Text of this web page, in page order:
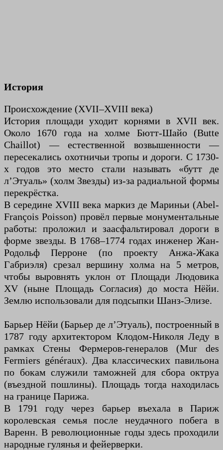
История
Происхождение (XVII–XVIII века)
История площади уходит корнями в XVII век.
Около 1670 года на холме Бютт-Шайо (Butte
Chaillot) — естественной возвышенности —
пересекались охотничьи тропы и дороги. С 1730-
х годов это место стали называть «бутт де
л’Этуаль» (холм Звезды) из-за радиальной формы
перекрёстка.
В середине XVIII века маркиз де Мариньи (Abel-
François Poisson) провёл первые монументальные
работы: проложил и заасфальтировал дороги в
форме звезды. В 1768–1774 годах инженер Жан-
Родольф Перроне (по проекту Анжа-Жака
Габриэля) срезал вершину холма на 5 метров,
чтобы выровнять уклон от Площади Людовика
XV (ныне Площадь Согласия) до моста Нёйи.
Землю использовали для подсыпки Шанз-Элизе.
Барьер Нёйи (Барьер де л’Этуаль), построенный в
1787 году архитектором Клодом-Николя Леду в
рамках Стены Фермеров-генералов (Mur des
Fermiers généraux). Два классических павильона
по бокам служили таможней для сбора октруа
(въездной пошлины). Площадь тогда находилась
на границе Парижа.
В 1791 году через барьер въехала в Париж
королевская семья после неудачного побега в
Варенн. В революционные годы здесь проходили
народные гулянья и фейерверки.